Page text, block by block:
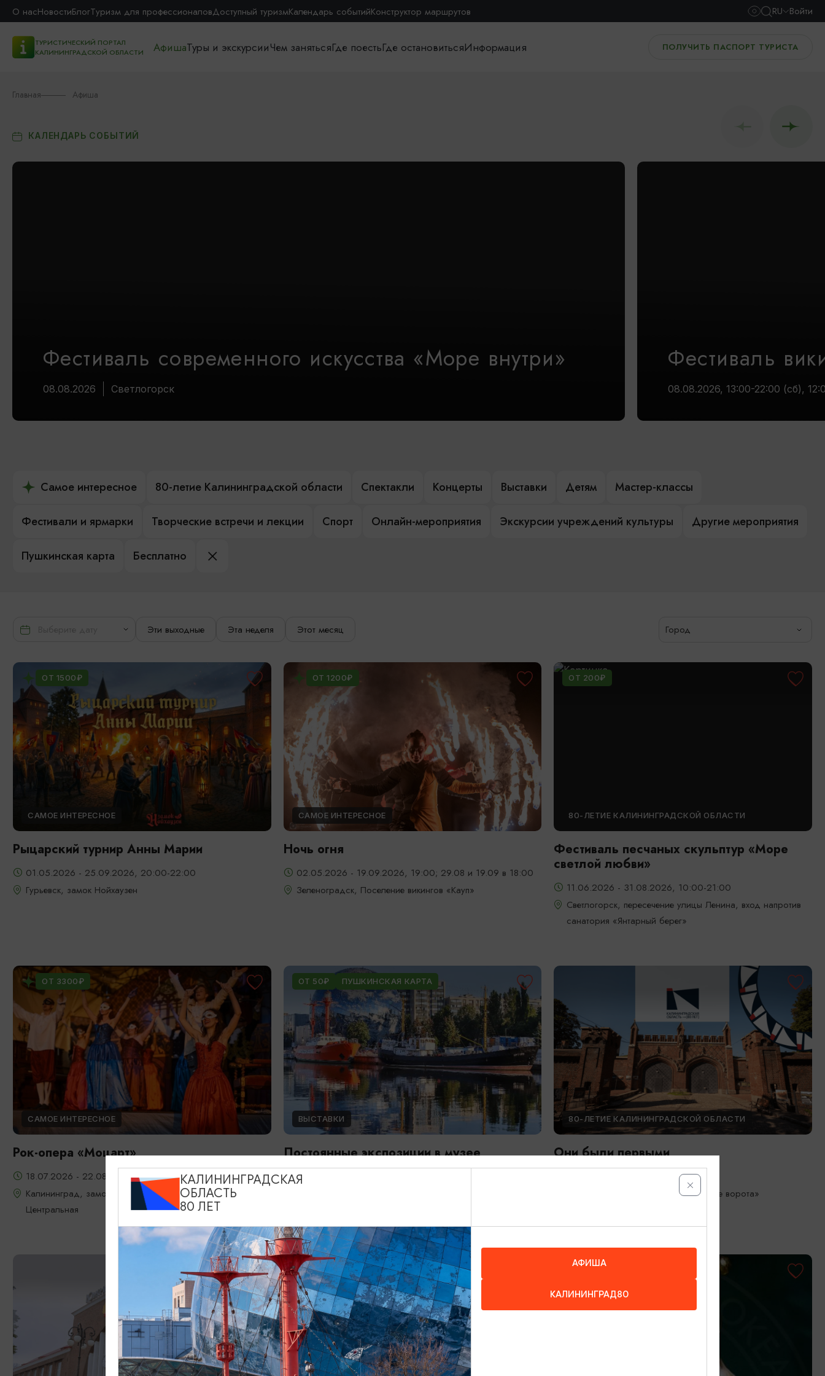
О насНовостиБлогТуризм для профессионаловДоступный туризмКалендарь событийКонструктор маршрутов RU Войти
ТУРИСТИЧЕСКИЙ ПОРТАЛ
КАЛИНИНГРАДСКОЙ ОБЛАСТИ
АфишаТуры и экскурсииЧем занятьсяГде поестьГде остановитьсяИнформация ПОЛУЧИТЬ ПАСПОРТ ТУРИСТА
Главная Афиша
КАЛЕНДАРЬ СОБЫТИЙ
Фестиваль современного искусства «Море внутри»
08.08.2026 Светлогорск
Фестиваль
08.08.2026, 13:00-22:00 (сб),
Самое интересное 80-летие Калининградской области Спектакли Концерты Выставки Детям Мастер-классы
Фестивали и ярмарки Творческие встречи и лекции Спорт Онлайн-мероприятия Экскурсии учреждений культуры Другие мероприятия
Пушкинская карта Бесплатно
Эти выходные Эта неделя Этот месяц Город
ОТ 1500₽
САМОЕ ИНТЕРЕСНОЕ
Рыцарский турнир Анны Марии
01.05.2026 - 25.09.2026, 20:00-22:00
Гурьевск, замок Нойхаузен
ОТ 1200₽
САМОЕ ИНТЕРЕСНОЕ
Ночь огня
02.05.2026 - 19.09.2026, 19:00; 29.08 и 19.09 в 18:00
Зеленоградск, Поселение викингов «Кауп»
ОТ 200₽
80-ЛЕТИЕ КАЛИНИНГРАДСКОЙ ОБЛАСТИ
Фестиваль песчаных скульптур «Море
светлой любви»
11.06.2026 - 31.08.2026, 10:00-21:00
Светлогорск, пересечение улицы Ленина, вход напротив
санатория «Янтарный берег»
ОТ 3300₽
САМОЕ ИНТЕРЕСНОЕ
Рок-опера «Моцарт»
18.07.2026 - 22.08.2026, 18:00, 7.08 и 22.08 в 17:00
Калининград, замок Шаакен, пос. Некрасово, ул.
Центральная
ОТ 50₽ ПУШКИНСКАЯ КАРТА
ВЫСТАВКИ
Постоянные экспозиции в музее
Мирового океана
80-ЛЕТИЕ КАЛИНИНГРАДСКОЙ ОБЛАСТИ
Они были первыми
Калининград, Музей «Фридландские ворота»
КАЛИНИНГРАДСКАЯ
ОБЛАСТЬ
80 ЛЕТ
АФИША
КАЛИНИНГРАД80